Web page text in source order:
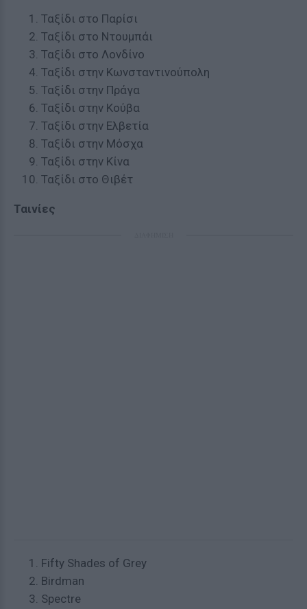
Ταξίδι στο Παρίσι
Ταξίδι στο Ντουμπάι
Ταξίδι στο Λονδίνο
Ταξίδι στην Κωνσταντινούπολη
Ταξίδι στην Πράγα
Ταξίδι στην Κούβα
Ταξίδι στην Ελβετία
Ταξίδι στην Μόσχα
Ταξίδι στην Κίνα
Ταξίδι στο Θιβέτ
Ταινίες
Fifty Shades of Grey
Birdman
Spectre